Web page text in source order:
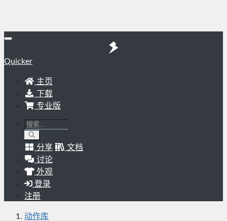
Quicker
主页
下载
专业版
分享
文档
讨论
外观
登录
注册
动作库